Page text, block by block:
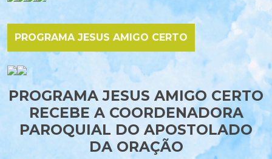
PROGRAMA JESUS AMIGO CERTO
PROGRAMA JESUS AMIGO CERTO
RECEBE A COORDENADORA
PAROQUIAL DO APOSTOLADO
DA ORAÇÃO